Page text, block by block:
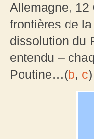
Allemagne, 12
frontières de
dissolution du
entendu –
Poutine…(b, c)